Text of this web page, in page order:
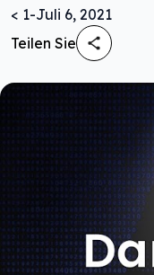
< 1-Juli 6, 2021
Teilen Sie